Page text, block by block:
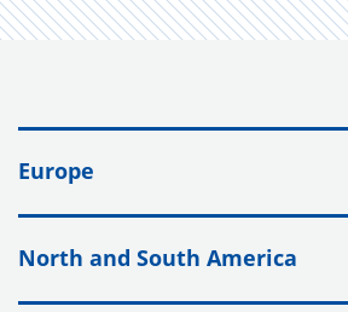
Europe
North and South America